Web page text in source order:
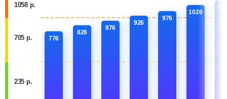
1058 р.
705 р.
235 р.
776
826
876
926
976
1026